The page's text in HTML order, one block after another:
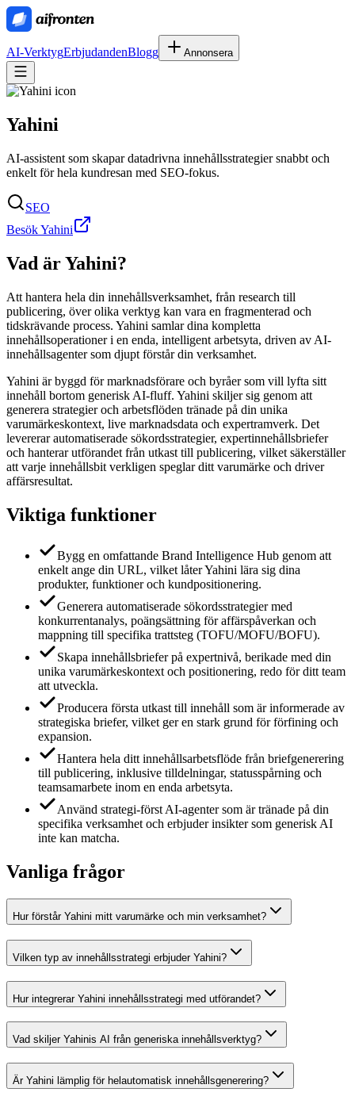
AI-VerktygErbjudandenBlogg Annonsera
Yahini
AI-assistent som skapar datadrivna innehållsstrategier snabbt och
enkelt för hela kundresan med SEO-fokus.
SEO
Besök Yahini
Vad ärYahini?
Att hantera hela din innehållsverksamhet, från research till
publicering, över olika verktyg kan vara en fragmenterad och
tidskrävande process. Yahini samlar dina kompletta
innehållsoperationer i en enda, intelligent arbetsyta, driven av AI-
innehållsagenter som djupt förstår din verksamhet.
Yahini är byggd för marknadsförare och byråer som vill lyfta sitt
innehåll bortom generisk AI-fluff. Yahini skiljer sig genom att
generera strategier och arbetsflöden tränade på din unika
varumärkeskontext, live marknadsdata och expertramverk. Det
levererar automatiserade sökordsstrategier, expertinnehållsbriefer
och hanterar utförandet från utkast till publicering, vilket säkerställer
att varje innehållsbit verkligen speglar ditt varumärke och driver
affärsresultat.
Viktiga funktioner
Bygg en omfattande Brand Intelligence Hub genom att
enkelt ange din URL, vilket låter Yahini lära sig dina
produkter, funktioner och kundpositionering.
Generera automatiserade sökordsstrategier med
konkurrentanalys, poängsättning för affärspåverkan och
mappning till specifika trattsteg (TOFU/MOFU/BOFU).
Skapa innehållsbriefer på expertnivå, berikade med din
unika varumärkeskontext och positionering, redo för ditt team
att utveckla.
Producera första utkast till innehåll som är informerade av
strategiska briefer, vilket ger en stark grund för förfining och
expansion.
Hantera hela ditt innehållsarbetsflöde från briefgenerering
till publicering, inklusive tilldelningar, statusspårning och
teamsamarbete inom en enda arbetsyta.
Använd strategi-först AI-agenter som är tränade på din
specifika verksamhet och erbjuder insikter som generisk AI
inte kan matcha.
Vanliga frågor
Hur förstår Yahini mitt varumärke och min verksamhet?
Vilken typ av innehållsstrategi erbjuder Yahini?
Hur integrerar Yahini innehållsstrategi med utförandet?
Vad skiljer Yahinis AI från generiska innehållsverktyg?
Är Yahini lämplig för helautomatisk innehållsgenerering?